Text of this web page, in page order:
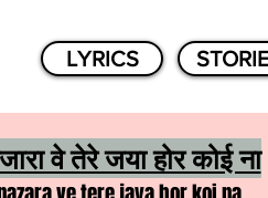
LYRICS
वे तेरे जया होर कोई ना